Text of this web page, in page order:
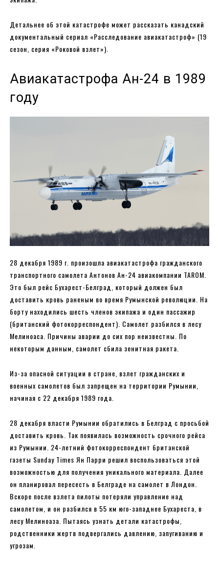
Детальнее об этой катастрофе может рассказать канадский
документальный сериал «Расследование авиакатастроф» (19
сезон, серия «Роковой взлет»).
Авиакатастрофа Ан-24 в 1989
году
28 декабря 1989 г. произошла авиакатастрофа гражданского
транспортного самолета Антонов Ан-24 авиакомпании TAROM.
Это был рейс Бухарест-Белград, который должен был
доставить кровь раненым во время Румынской революции. На
борту находились шесть членов экипажа и один пассажир
(британский фотокорреспондент). Самолет разбился в лесу
Мелиноаса. Причины аварии до сих пор неизвестны. По
некоторым данным, самолет сбила зенитная ракета.
Из-за опасной ситуации в стране, взлет гражданских и
военных самолетов был запрещен на территории Румынии,
начиная с 22 декабря 1989 года.
28 декабря власти Румынии обратились в Белград с просьбой
доставить кровь. Так появилась возможность срочного рейса
из Румынии. 24-летний фотокорреспондент британской
газеты Sunday Times Ян Парри решил воспользоваться этой
возможностью для получения уникального материала. Далее
он планировал пересесть в Белграде на самолет в Лондон.
Вскоре после взлета пилоты потеряли управление над
самолетом, и он разбился в 55 км юго-западнее Бухареста, в
лесу Мелиноаза. Пытаясь узнать детали катастрофы,
родственники жертв подвергались давлению, запугиванию и
угрозам.